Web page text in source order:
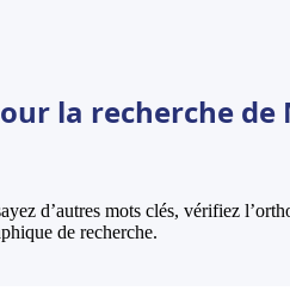
la recherche
d’autres mots clés, vérifiez
de recherche.